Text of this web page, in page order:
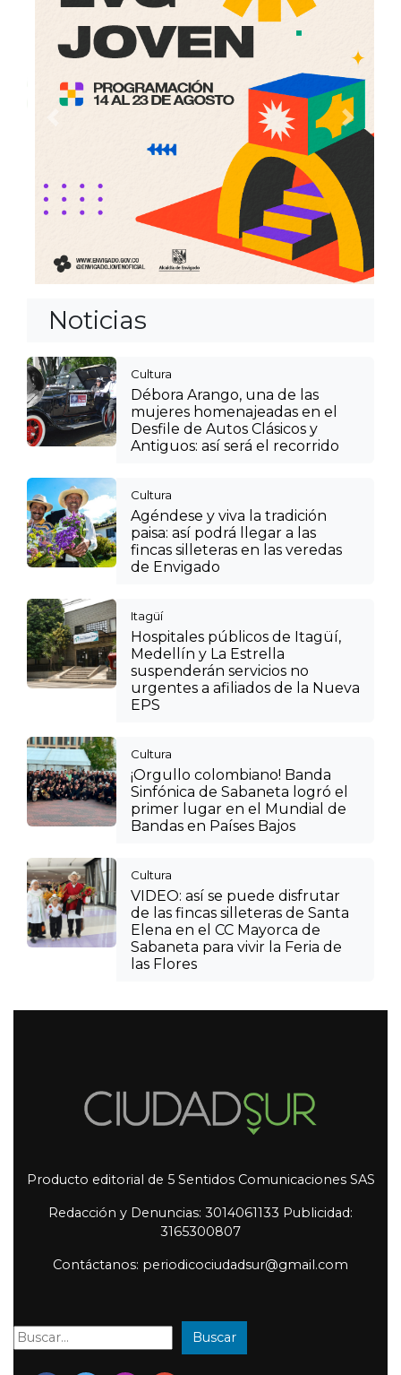
Noticias
Cultura
Débora Arango, una de las
mujeres homenajeadas en el
Desfile de Autos Clásicos y
Antiguos: así será el recorrido
Cultura
Agéndese y viva la tradición
paisa: así podrá llegar a las
fincas silleteras en las veredas
de Envigado
Itagüí
Hospitales públicos de Itagüí,
Medellín y La Estrella
suspenderán servicios no
urgentes a afiliados de la Nueva
EPS
Cultura
¡Orgullo colombiano! Banda
Sinfónica de Sabaneta logró el
primer lugar en el Mundial de
Bandas en Países Bajos
Cultura
VIDEO: así se puede disfrutar
de las fincas silleteras de Santa
Elena en el CC Mayorca de
Sabaneta para vivir la Feria de
las Flores
Producto editorial de 5 Sentidos Comunicaciones SAS
Redacción y Denuncias: 3014061133 Publicidad:
3165300807
Contáctanos: periodicociudadsur@gmail.com
Buscar: Buscar